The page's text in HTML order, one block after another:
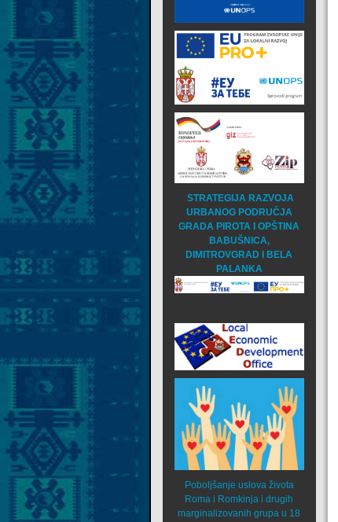
STRATEGIJA RAZVOJA
URBANOG PODRUČJA
GRADA PIROTA I OPŠTINA
BABUŠNICA,
DIMITROVGRAD I BELA
PALANKA
Poboljšanje uslova života
Roma i Romkinja i drugih
marginalizovanih grupa u 18